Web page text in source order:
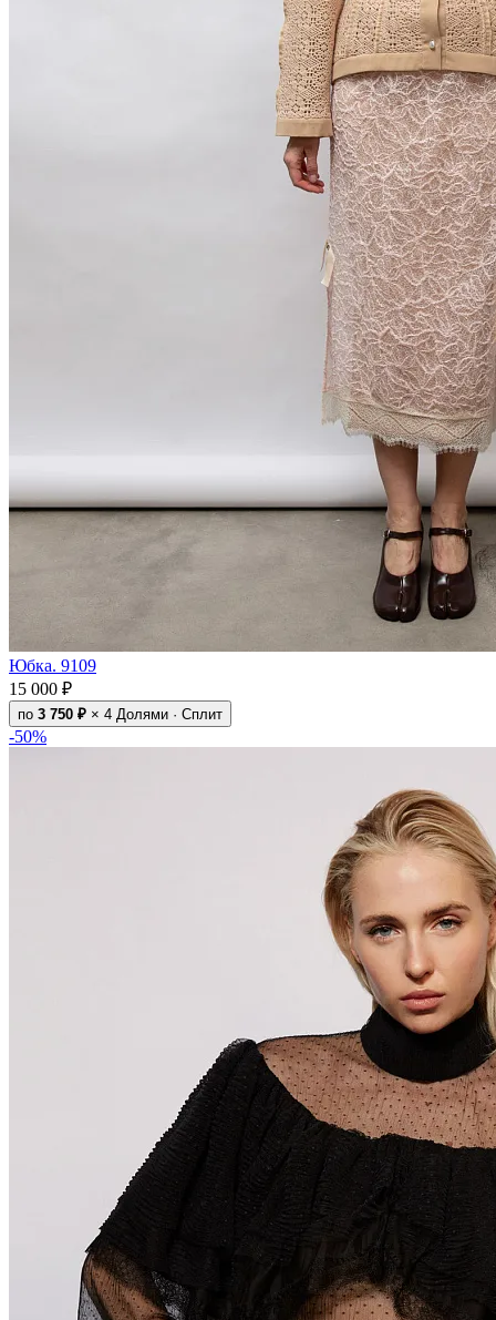
Юбка. 9109
15 000 ₽
по 3 750 ₽ × 4 Долями · Сплит
-50%